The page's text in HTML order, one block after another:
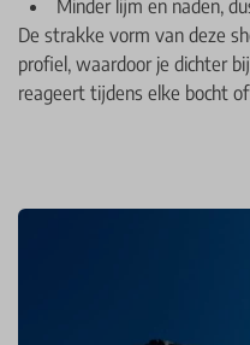
Minder lijm en naden,
De strakke vorm van deze
profiel, waardoor je dichter
reageert tijdens elke bocht